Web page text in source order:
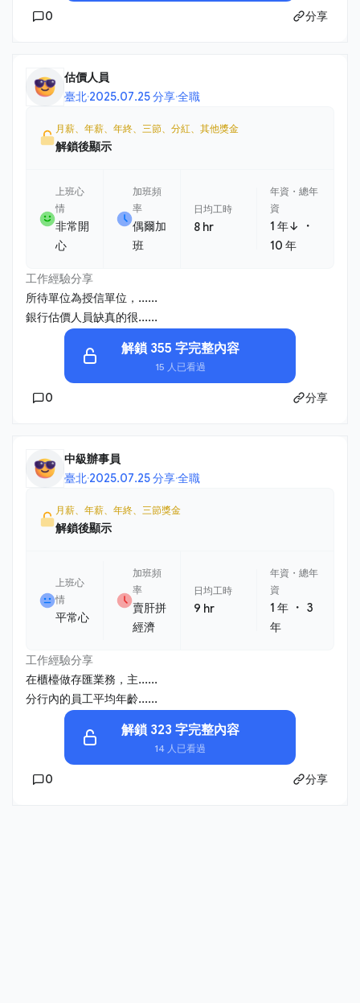
0 分享
估價人員
臺北·2025.07.25 分享·全職
月薪、年薪、年終、三節、分紅、其他獎金
解鎖後顯示
上班心
情
非常開
心
加班頻
率
偶爾加
班
日均工時
8 hr
年資・總年
資
1 年↓ ・
10 年
工作經驗分享
所待單位為授信單位，......
銀行估價人員缺真的很......
解鎖 355 字完整內容
15 人已看過
0 分享
中級辦事員
臺北·2025.07.25 分享·全職
月薪、年薪、年終、三節獎金
解鎖後顯示
上班心
情
平常心
加班頻
率
賣肝拼
經濟
日均工時
9 hr
年資・總年
資
1 年 ・3
年
工作經驗分享
在櫃檯做存匯業務，主......
分行內的員工平均年齡......
解鎖 323 字完整內容
14 人已看過
0 分享